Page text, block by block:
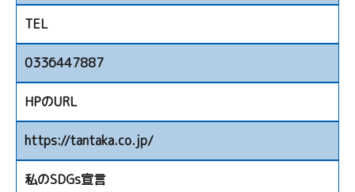
TEL
0336447887
HPのURL
https://tantaka.co.jp/
私のSDGs宣言